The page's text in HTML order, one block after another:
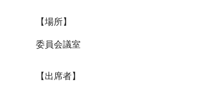
【場所】
委員会議室
【出席者】